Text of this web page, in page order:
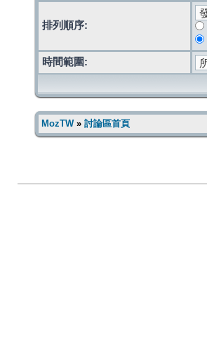
排列順序:
時間範圍:
MozTW» 討論區首頁